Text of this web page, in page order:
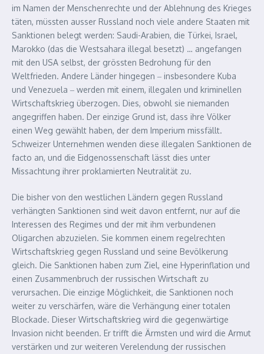
im Namen der Menschenrechte und der Ablehnung des Krieges
täten, müssten ausser Russland noch viele andere Staaten mit
Sanktionen belegt werden: Saudi-Arabien, die Türkei, Israel,
Marokko (das die Westsahara illegal besetzt) … angefangen
mit den USA selbst, der grössten Bedrohung für den
Weltfrieden. Andere Länder hingegen ‒ insbesondere Kuba
und Venezuela ‒ werden mit einem, illegalen und kriminellen
Wirtschaftskrieg überzogen. Dies, obwohl sie niemanden
angegriffen haben. Der einzige Grund ist, dass ihre Völker
einen Weg gewählt haben, der dem Imperium missfällt.
Schweizer Unternehmen wenden diese illegalen Sanktionen de
facto an, und die Eidgenossenschaft lässt dies unter
Missachtung ihrer proklamierten Neutralität zu.
Die bisher von den westlichen Ländern gegen Russland
verhängten Sanktionen sind weit davon entfernt, nur auf die
Interessen des Regimes und der mit ihm verbundenen
Oligarchen abzuzielen. Sie kommen einem regelrechten
Wirtschaftskrieg gegen Russland und seine Bevölkerung
gleich. Die Sanktionen haben zum Ziel, eine Hyperinflation und
einen Zusammenbruch der russischen Wirtschaft zu
verursachen. Die einzige Möglichkeit, die Sanktionen noch
weiter zu verschärfen, wäre die Verhängung einer totalen
Blockade. Dieser Wirtschaftskrieg wird die gegenwärtige
Invasion nicht beenden. Er trifft die Ärmsten und wird die Armut
verstärken und zur weiteren Verelendung der russischen